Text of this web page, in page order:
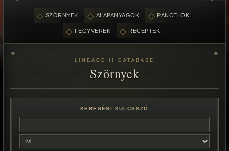
SZÖRNYEK ALAPANYAGOK PÁNCÉLOK
FEGYVEREK RECEPTEK
LINEAGE II DATABASE
Szörnyek
KERESÉSI KULCSSZÓ